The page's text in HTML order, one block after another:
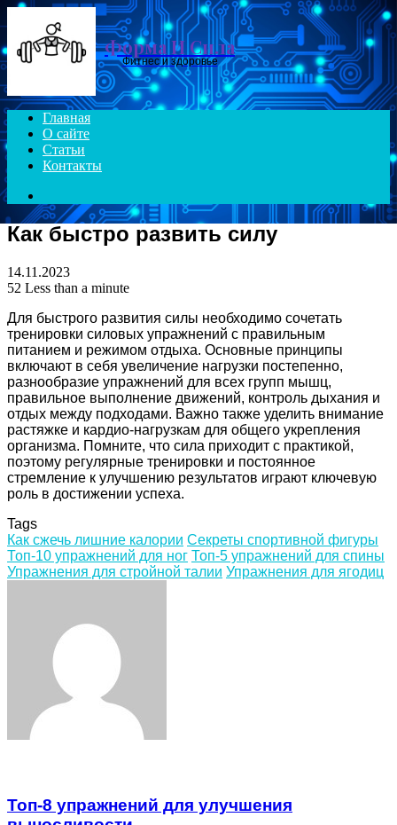
Menu
Форма И Сила
Фитнес и здоровье
Главная
О сайте
Статьи
Контакты
for
Как быстро развить силу
14.11.2023
52 Less than a minute
Для быстрого развития силы необходимо сочетать
тренировки силовых упражнений с правильным
питанием и режимом отдыха. Основные принципы
включают в себя увеличение нагрузки постепенно,
разнообразие упражнений для всех групп мышц,
правильное выполнение движений, контроль дыхания и
отдых между подходами. Важно также уделить внимание
растяжке и кардио-нагрузкам для общего укрепления
организма. Помните, что сила приходит с практикой,
поэтому регулярные тренировки и постоянное
стремление к улучшению результатов играют ключевую
роль в достижении успеха.
Tags
Как сжечь лишние калории Секреты спортивной фигуры
Топ-10 упражнений для ног Топ-5 упражнений для спины
Упражнения для стройной талии Упражнения для ягодиц
Топ-8 упражнений для улучшения